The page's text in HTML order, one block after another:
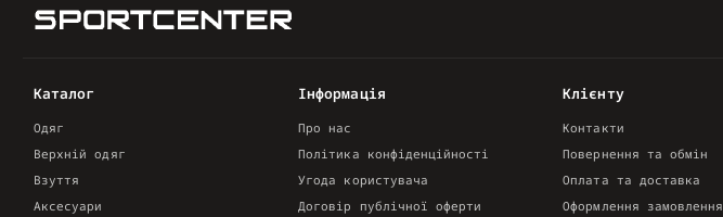
Каталог
Одяг
Верхній одяг
Взуття
Аксесуари
Інформація
Про нас
Політика конфіденційності
Угода користувача
Договір публічної оферти
Клієнту
Контакти
Повернення та обмін
Оплата та доставка
Оформлення замовлення